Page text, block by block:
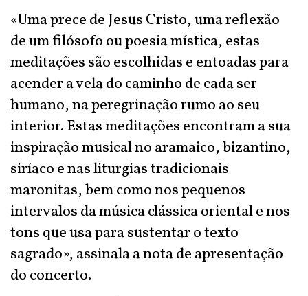
«Uma prece de Jesus Cristo, uma reflexão
de um filósofo ou poesia mística, estas
meditações são escolhidas e entoadas para
acender a vela do caminho de cada ser
humano, na peregrinação rumo ao seu
interior. Estas meditações encontram a sua
inspiração musical no aramaico, bizantino,
siríaco e nas liturgias tradicionais
maronitas, bem como nos pequenos
intervalos da música clássica oriental e nos
tons que usa para sustentar o texto
sagrado», assinala a nota de apresentação
do concerto.